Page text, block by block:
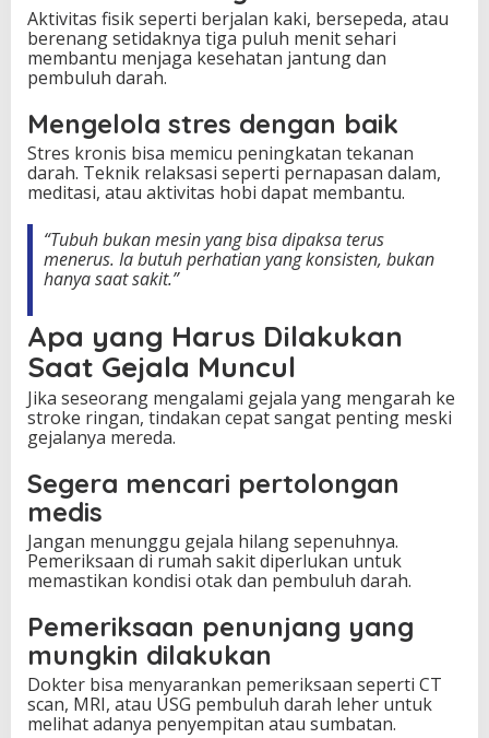
Aktivitas fisik seperti berjalan kaki, bersepeda, atau
berenang setidaknya tiga puluh menit sehari
membantu menjaga kesehatan jantung dan
pembuluh darah.
Mengelola stres dengan baik
Stres kronis bisa memicu peningkatan tekanan
darah. Teknik relaksasi seperti pernapasan dalam,
meditasi, atau aktivitas hobi dapat membantu.
“Tubuh bukan mesin yang bisa dipaksa terus
menerus. Ia butuh perhatian yang konsisten, bukan
hanya saat sakit.”
Apa yang Harus Dilakukan
Saat Gejala Muncul
Jika seseorang mengalami gejala yang mengarah ke
stroke ringan, tindakan cepat sangat penting meski
gejalanya mereda.
Segera mencari pertolongan
medis
Jangan menunggu gejala hilang sepenuhnya.
Pemeriksaan di rumah sakit diperlukan untuk
memastikan kondisi otak dan pembuluh darah.
Pemeriksaan penunjang yang
mungkin dilakukan
Dokter bisa menyarankan pemeriksaan seperti CT
scan, MRI, atau USG pembuluh darah leher untuk
melihat adanya penyempitan atau sumbatan.